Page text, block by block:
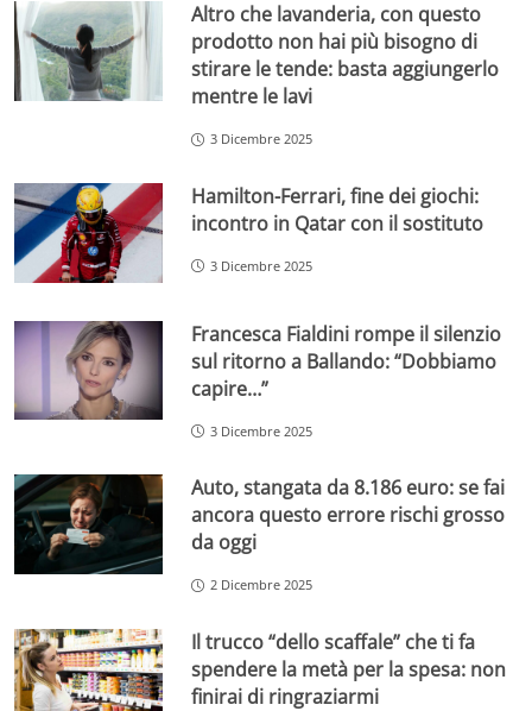
Altro che lavanderia, con questo
prodotto non hai più bisogno di
stirare le tende: basta aggiungerlo
mentre le lavi
3 Dicembre 2025
Hamilton-Ferrari, fine dei giochi:
incontro in Qatar con il sostituto
3 Dicembre 2025
Francesca Fialdini rompe il silenzio
sul ritorno a Ballando: “Dobbiamo
capire…”
3 Dicembre 2025
Auto, stangata da 8.186 euro: se fai
ancora questo errore rischi grosso
da oggi
2 Dicembre 2025
Il trucco “dello scaffale” che ti fa
spendere la metà per la spesa: non
finirai di ringraziarmi